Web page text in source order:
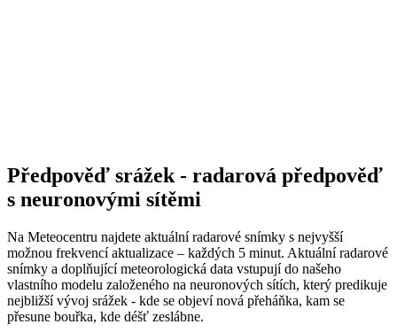
Předpověď srážek - radarová předpověď
s neuronovými sítěmi
Na Meteocentru najdete aktuální radarové snímky s nejvyšší
možnou frekvencí aktualizace – každých 5 minut. Aktuální radarové
snímky a doplňující meteorologická data vstupují do našeho
vlastního modelu založeného na neuronových sítích, který predikuje
nejbližší vývoj srážek - kde se objeví nová přeháňka, kam se
přesune bouřka, kde déšť zeslábne.